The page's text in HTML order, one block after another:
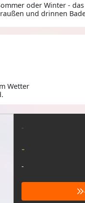
oder Winter -
und drinnen
Wetter
-
-
-